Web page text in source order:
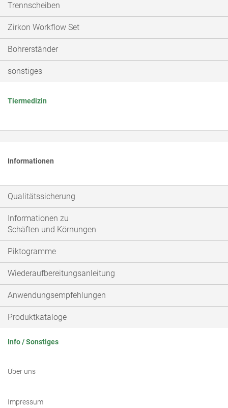
Trennscheiben
Zirkon Workflow Set
Bohrerständer
sonstiges
Tiermedizin
Informationen
Qualitätssicherung
Informationen zu
Schäften und Körnungen
Piktogramme
Wiederaufbereitungsanleitung
Anwendungsempfehlungen
Produktkataloge
Info / Sonstiges
Über uns
Impressum